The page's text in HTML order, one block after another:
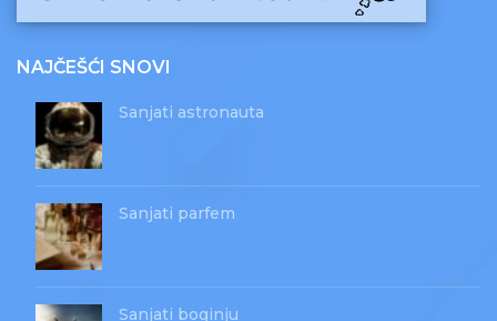
NAJČEŠĆI SNOVI
Sanjati astronauta
Sanjati parfem
Sanjati boginju